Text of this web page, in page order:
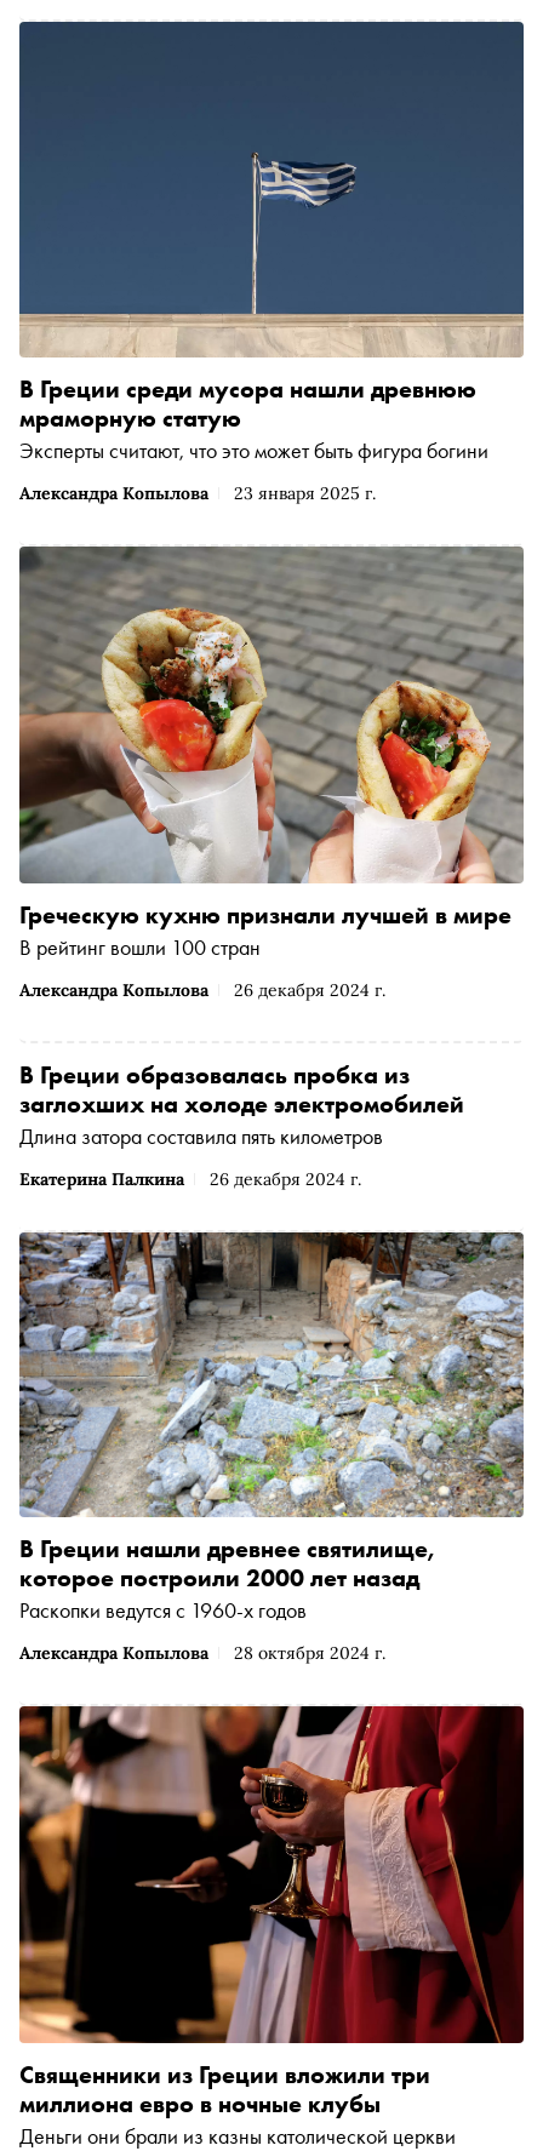
Александра Копылова 23 января 2025 г.
В Греции среди мусора нашли древнюю
мраморную статую
Эксперты считают, что это может быть фигура богини
Александра Копылова 26 декабря 2024 г.
Греческую кухню признали лучшей в мире
В рейтинг вошли 100 стран
Екатерина Палкина 26 декабря 2024 г.
В Греции образовалась пробка из
заглохших на холоде электромобилей
Длина затора составила пять километров
Александра Копылова 28 октября 2024 г.
В Греции нашли древнее святилище,
которое построили 2000 лет назад
Раскопки ведутся с 1960-х годов
Священники из Греции вложили три
миллиона евро в ночные клубы
Деньги они брали из казны католической церкви